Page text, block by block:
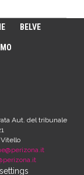
BELVE
Aut. del tribunale
Vitello